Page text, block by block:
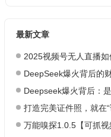
最新文章
2025视频号无人直播如何做？挂一
DeepSeek爆火背后的财富密码：
Deepseek爆火背后：是
打造完美证件照，就在
万能嗅探1.0.5【可抓视频